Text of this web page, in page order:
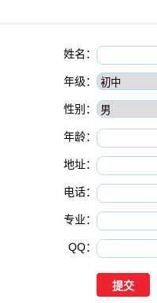
姓名：
年级：
性别：
年龄：
地址：
电话：
专业：
QQ：